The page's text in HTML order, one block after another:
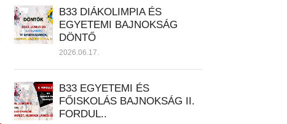
B33 DIÁKOLIMPIA ÉS
EGYETEMI BAJNOKSÁG
DÖNTŐ
2026.06.17.
B33 EGYETEMI ÉS
FŐISKOLÁS BAJNOKSÁG II.
FORDUL..